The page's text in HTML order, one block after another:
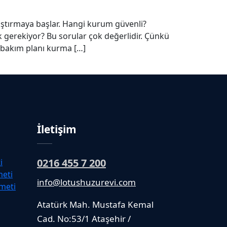
başlar. Hangi kurum güvenli?
Bu sorular çok değerlidir. Çünkü
planı kurma […]
İletişim
0216 455 7 200
info@lotushuzurevi.com
Atatürk Mah. Mustafa Kemal
Cad. No:53/1 Ataşehir /